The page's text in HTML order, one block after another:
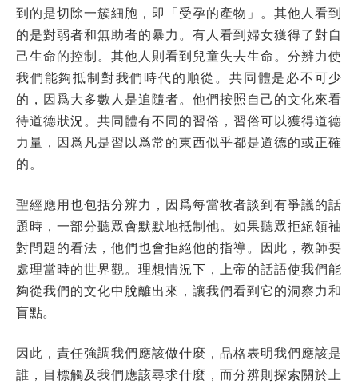
到的是切除一簇細胞，即「受孕的產物」。其他人看到
的是對弱者和無助者的暴力。有人看到婦女獲得了對自
己生命的控制。其他人則看到兒童失去生命。分辨力使
我們能夠抵制對我們時代的順從。共同體是必不可少
的，因爲大多數人是追隨者。他們按照自己的文化來看
待道德狀況。共同體有不同的習俗，習俗可以獲得道德
力量，因爲凡是習以爲常的東西似乎都是道德的或正確
的。
聖經應用也包括分辨力，因爲每當牧者談到有爭議的話
題時，一部分聽眾會默默地抵制他。如果聽眾拒絕領袖
對問題的看法，他們也會拒絕他的指導。因此，教師要
處理當時的世界觀。理想情況下，上帝的話語使我們能
夠從我們的文化中脫離出來，讓我們看到它的洞察力和
盲點。
因此，責任強調我們應該做什麼，品格表明我們應該是
誰，目標觸及我們應該尋求什麼，而分辨則探索關於上